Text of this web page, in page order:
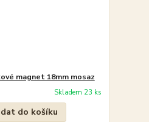
magnet 18mm mosaz
Skladem 23 ks
do košíku